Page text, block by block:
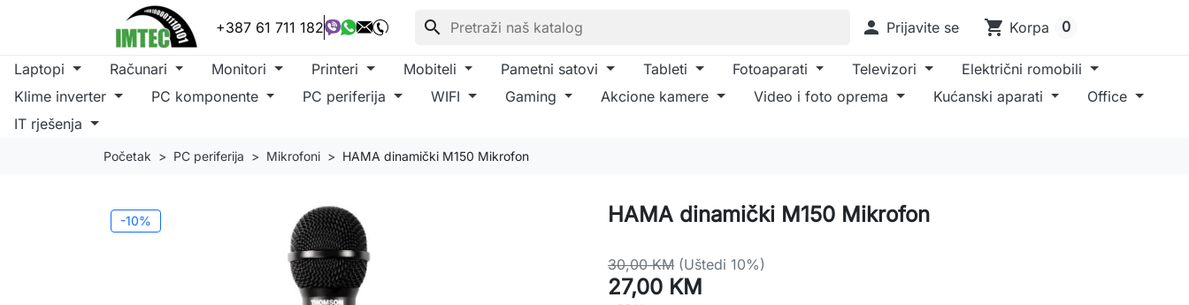
+387 61 711 182 search  Prijavite se shopping_cart Korpa 0
Laptopi Računari Monitori Printeri Mobiteli Pametni satovi Tableti Fotoaparati Televizori
Električni romobili
Klime inverter
PC komponente PC periferija WIFI Gaming Akcione kamere Video i foto oprema Kućanski aparati
Office
IT rješenja
Početak PC periferija Mikrofoni HAMA dinamički M150 Mikrofon
-10% HAMA dinamički M150 Mikrofon
30,00 KM (Uštedi 10%)
27,00 KM